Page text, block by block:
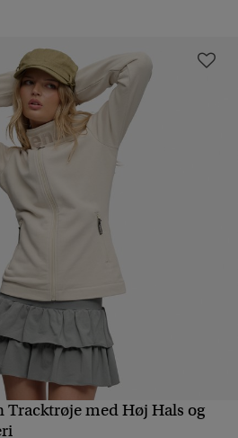
HURTIGVISNING
Tracktrøje med Høj Hals og